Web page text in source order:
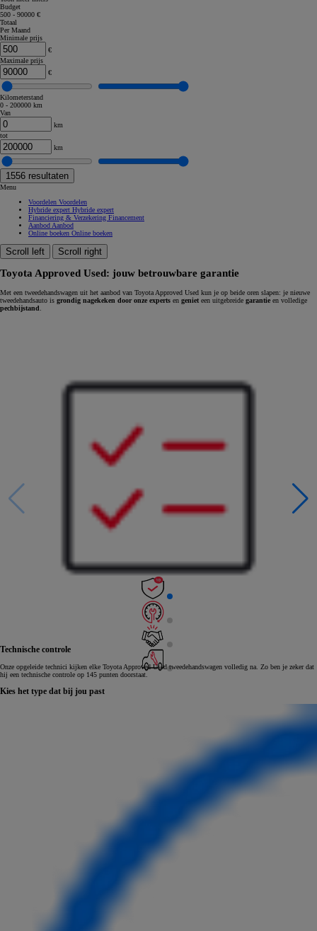
Budget
500 - 90000 €
Totaal
Per Maand
Minimale prijs
€
Maximale prijs
€
Kilometerstand
0 - 200000 km
Van
km
tot
km
1556 resultaten
Menu
Voordelen Voordelen
Hybride expert Hybride expert
Financiering & Verzekering Financement
Aanbod Aanbod
Online boeken Online boeken
Scroll left Scroll right
Toyota Approved Used: jouw betrouwbare garantie
Met een tweedehandswagen uit het aanbod van Toyota Approved Used kun je op beide oren slapen: je nieuwe
tweedehandsauto is grondig nagekeken door onze experts en geniet een uitgebreide garantie en volledige
pechbijstand
Technische controle
Onze opgeleide technici kijken elke Toyota Approved Used tweedehandswagen volledig na. Zo ben je zeker dat
hij een technische controle op 145 punten doorstaat.
Kies het type dat bij jou past